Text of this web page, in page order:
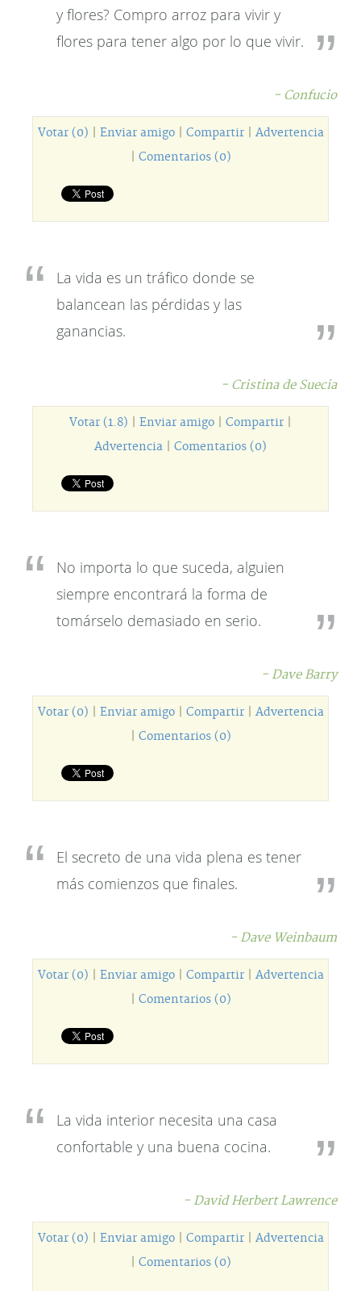
y flores? Compro arroz para vivir y
flores para tener algo por lo que vivir.
- Confucio
Votar (0) Enviar amigo| Compartir| Advertencia
Comentarios (0)
La vida es un tráfico donde se
balancean las pérdidas y las
ganancias.
- Cristina de Suecia
Votar (1.8) Enviar amigo Compartir
Advertencia
Comentarios (0)
No importa lo que suceda, alguien
siempre encontrará la forma de
tomárselo demasiado en serio.
- Dave Barry
Votar (0) Enviar amigo| Compartir| Advertencia
Comentarios (0)
El secreto de una vida plena es tener
más comienzos que finales.
- Dave Weinbaum
Votar (0) Enviar amigo| Compartir| Advertencia
Comentarios (0)
La vida interior necesita una casa
confortable y una buena cocina.
- David Herbert Lawrence
Votar (0) Enviar amigo| Compartir| Advertencia
Comentarios (0)